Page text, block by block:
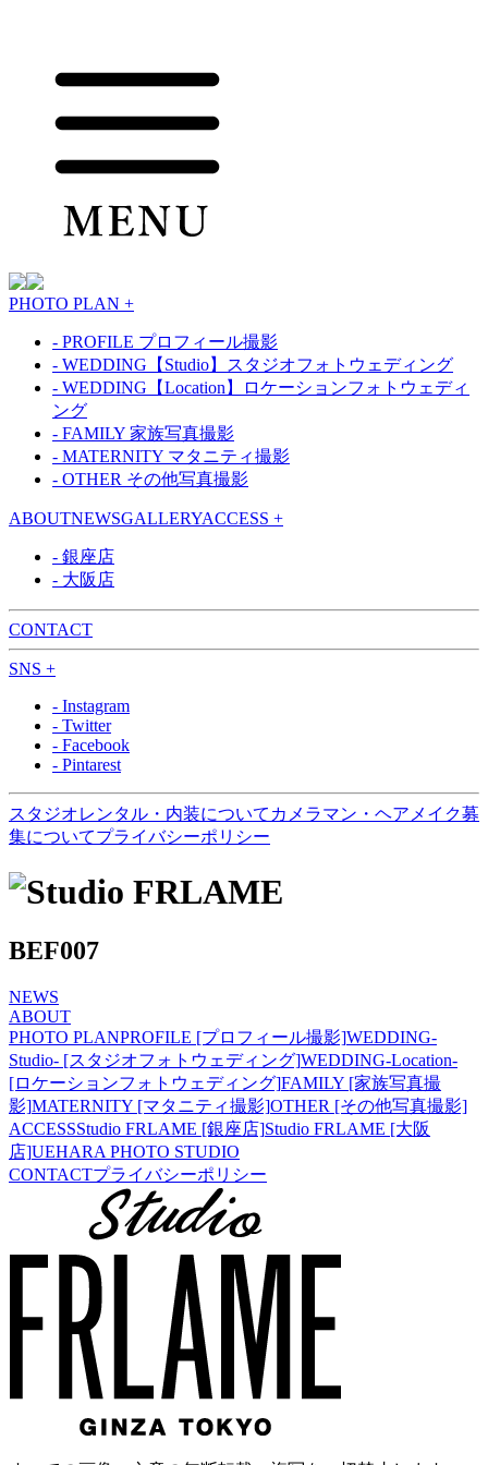
PHOTO PLAN +
- PROFILE プロフィール撮影
- WEDDING【Studio】スタジオフォトウェディング
- WEDDING【Location】ロケーションフォトウェディ
ング
- FAMILY 家族写真撮影
- MATERNITY マタニティ撮影
- OTHER その他写真撮影
ABOUTNEWSGALLERYACCESS +
- 銀座店
- 大阪店
CONTACT
SNS +
- Instagram
- Twitter
- Facebook
- Pintarest
スタジオレンタル・内装について カメラマン・ヘアメイク募
集についてプライバシーポリシー
BEF007
NEWS
ABOUT
PHOTO PLANPROFILE [プロフィール撮影]WEDDING-
Studio- [スタジオフォトウェディング]WEDDING-Location-
[ロケーションフォトウェディング]FAMILY [家族写真撮
影]MATERNITY [マタニティ撮影]OTHER [その他写真撮影]
ACCESSStudio FRLAME [銀座店]Studio FRLAME [大阪
店]UEHARA PHOTO STUDIO
CONTACTプライバシーポリシー